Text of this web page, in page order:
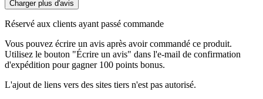
Charger plus d'avis
Réservé aux clients ayant passé commande
Vous pouvez écrire un avis après avoir commandé ce produit.
Utilisez le bouton "Écrire un avis" dans l'e-mail de confirmation
d'expédition pour gagner 100 points bonus.
L'ajout de liens vers des sites tiers n'est pas autorisé.